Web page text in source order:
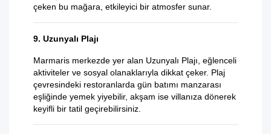
çeken bu mağara, etkileyici bir atmosfer sunar.
9. Uzunyalı Plajı
Marmaris merkezde yer alan Uzunyalı Plajı, eğlenceli
aktiviteler ve sosyal olanaklarıyla dikkat çeker. Plaj
çevresindeki restoranlarda gün batımı manzarası
eşliğinde yemek yiyebilir, akşam ise villanıza dönerek
keyifli bir tatil geçirebilirsiniz.